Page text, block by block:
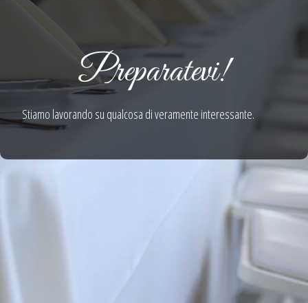
Preparatevi!
Stiamo lavorando su qualcosa di veramente interessante.